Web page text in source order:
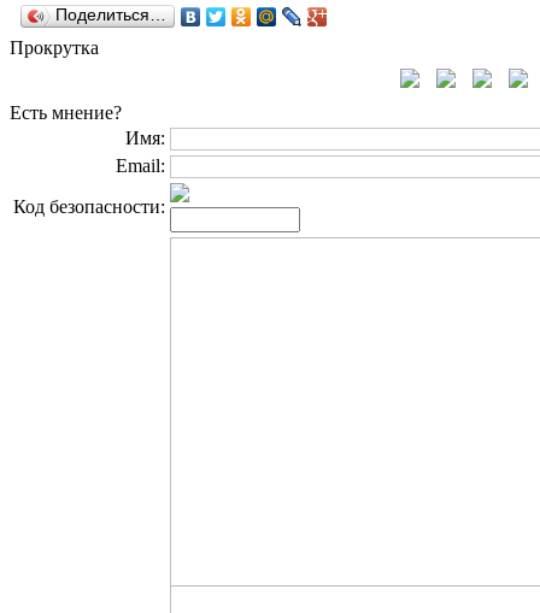
Поделиться…
Прокрутка
Есть мнение?
Имя:
Email:
Код безопасности: